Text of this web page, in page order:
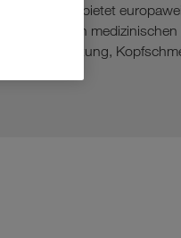
DocStop bietet
bei akuten
z.B. Erkältung,